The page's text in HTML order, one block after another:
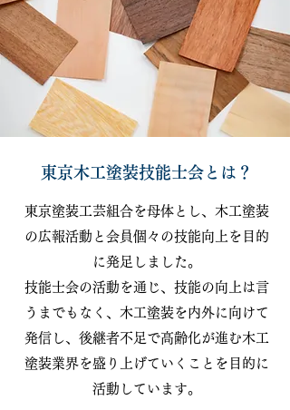
​東京木工塗装技能士会とは？
​​東京塗装工芸組合を母体とし、木工塗装
の広報活動と会員個々の技能向上を目的
に発足しました。
技能士会の活動を通じ、技能の向上は言
うまでもなく、木工塗装を内外に向けて
発信し、後継者不足で高齢化が進む木工
塗装業界を盛り上げていくことを目的に
活動しています。